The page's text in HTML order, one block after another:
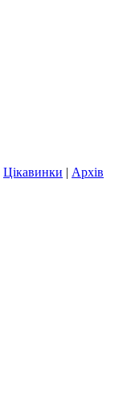
Цікавинки | Архів